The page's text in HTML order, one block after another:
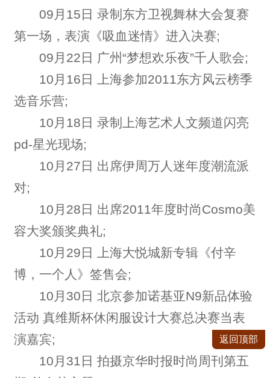
09月15日 录制东方卫视舞林大会复赛
第一场，表演《吸血迷情》进入决赛;
09月22日 广州“梦想欢乐夜”千人歌会;
10月16日 上海参加2011东方风云榜季
选音乐营;
10月18日 录制上海艺术人文频道闪亮
pd-星光现场;
10月27日 出席伊周万人迷年度潮流派
对;
10月28日 出席2011年度时尚Cosmo美
容大奖颁奖典礼;
10月29日 上海大悦城新专辑《付辛
博，一个人》签售会;
10月30日 北京参加诺基亚N9新品体验
活动 真维斯杯休闲服设计大赛总决赛当表
演嘉宾;
10月31日 拍摄京华时报时尚周刊第五
返回顶部